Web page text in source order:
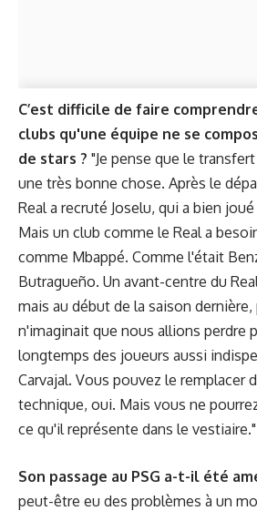
C’est difficile de faire
clubs qu'une équipe ne se
de stars ? "Je pense que le
une très bonne chose. Après le
Real a recruté Joselu, qui a bien
Mais un club comme le Real a
comme Mbappé. Comme l'était
Butragueño. Un avant-centre du
mais au début de la saison dernière,
n'imaginait que nous allions perdre
longtemps des joueurs aussi
Carvajal. Vous pouvez le remplacer
technique, oui. Mais vous ne
ce qu'il représente dans le vestiaire."
Son passage au PSG a-t-il été
peut-être eu des problèmes à un